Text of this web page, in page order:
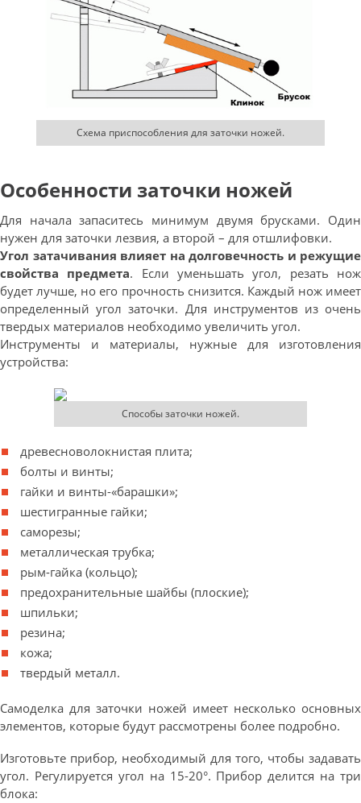
Схема приспособления для заточки ножей.
Особенности заточки ножей
Для начала запаситесь минимум двумя брусками. Один
нужен для заточки лезвия, а второй – для отшлифовки.
Угол затачивания влияет на долговечность и режущие
свойства предмета. Если уменьшать угол, резать нож
будет лучше, но его прочность снизится. Каждый нож имеет
определенный угол заточки. Для инструментов из очень
твердых материалов необходимо увеличить угол.
Инструменты и материалы, нужные для изготовления
устройства:
Способы заточки ножей.
древесноволокнистая плита;
болты и винты;
гайки и винты-«барашки»;
шестигранные гайки;
саморезы;
металлическая трубка;
рым-гайка (кольцо);
предохранительные шайбы (плоские);
шпильки;
резина;
кожа;
твердый металл.
Самоделка для заточки ножей имеет несколько основных
элементов, которые будут рассмотрены более подробно.
Изготовьте прибор, необходимый для того, чтобы задавать
угол. Регулируется угол на 15-20°. Прибор делится на три
блока: